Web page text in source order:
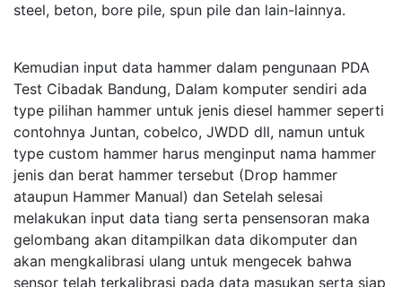
steel, beton, bore pile, spun pile dan lain-lainnya.
Kemudian input data hammer dalam pengunaan PDA
Test Cibadak Bandung, Dalam komputer sendiri ada
type pilihan hammer untuk jenis diesel hammer seperti
contohnya Juntan, cobelco, JWDD dll, namun untuk
type custom hammer harus menginput nama hammer
jenis dan berat hammer tersebut (Drop hammer
ataupun Hammer Manual) dan Setelah selesai
melakukan input data tiang serta pensensoran maka
gelombang akan ditampilkan data dikomputer dan
akan mengkalibrasi ulang untuk mengecek bahwa
sensor telah terkalibrasi pada data masukan serta siap